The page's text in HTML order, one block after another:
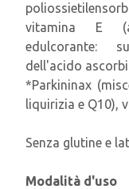
vitamina E
edulcorante:
dell'acido
*Parkininax
liquirizia e Q10),
Senza glutine e
Modalità d'uso